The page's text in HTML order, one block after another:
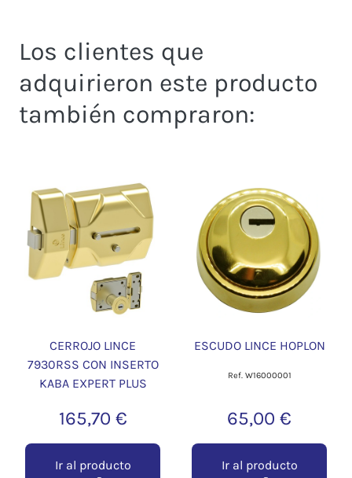
Los clientes que
adquirieron este producto
también compraron:
CERROJO LINCE
7930RSS CON INSERTO
KABA EXPERT PLUS
165,70 €
Ir al producto
ESCUDO LINCE HOPLON
Ref. W16000001
65,00 €
Ir al producto